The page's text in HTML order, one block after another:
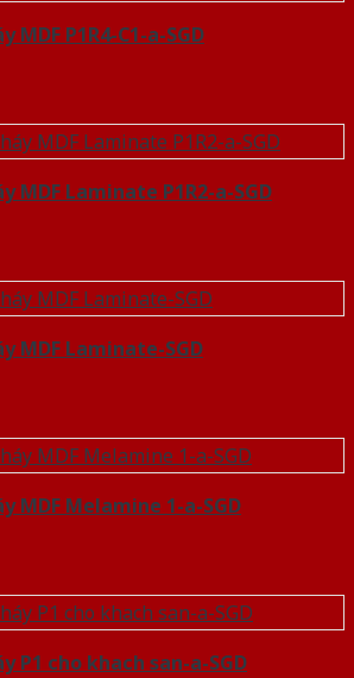
MDF P1R4-C1-a-SGD
MDF Laminate P1R2-a-SGD
MDF Laminate-SGD
MDF Melamine 1-a-SGD
P1 cho khach san-a-SGD